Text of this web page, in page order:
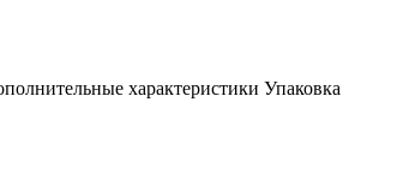
характеристики Упаковка